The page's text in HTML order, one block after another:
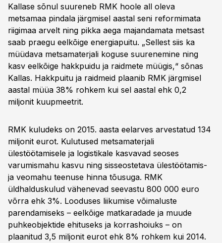
Kallase sõnul suureneb RMK hoole all oleva
metsamaa pindala järgmisel aastal seni reformimata
riigimaa arvelt ning pikka aega majandamata metsast
saab praegu eelkõige energiapuitu. „Sellest siis ka
müüdava metsamaterjali koguse suurenemine ning
kasv eelkõige hakkpuidu ja raidmete müügis,“ sõnas
Kallas. Hakkpuitu ja raidmeid plaanib RMK järgmisel
aastal müüa 38% rohkem kui sel aastal ehk 0,2
miljonit kuupmeetrit.
RMK kuludeks on 2015. aasta eelarves arvestatud 134
miljonit eurot. Kulutused metsamaterjali
ülestöötamisele ja logistikale kasvavad seoses
varumismahu kasvu ning sisseostetava ülestöötamis-
ja veomahu teenuse hinna tõusuga. RMK
üldhalduskulud vähenevad seevastu 800 000 euro
võrra ehk 3%. Looduses liikumise võimaluste
parendamiseks – eelkõige matkaradade ja muude
puhkeobjektide ehituseks ja korrashoiuks – on
plaanitud 3,5 miljonit eurot ehk 8% rohkem kui 2014.